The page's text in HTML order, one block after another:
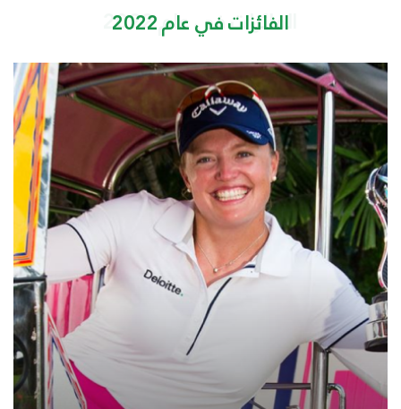
الفائزات في عام 2022
الفائزات في عام 2022